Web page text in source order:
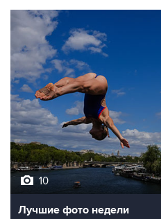
10
Лучшие фото недели